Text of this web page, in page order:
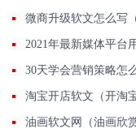
微商升级软文怎么写
2021年最新媒体平台
30天学会营销策略怎
淘宝开店软文（开淘
油画软文网（油画欣